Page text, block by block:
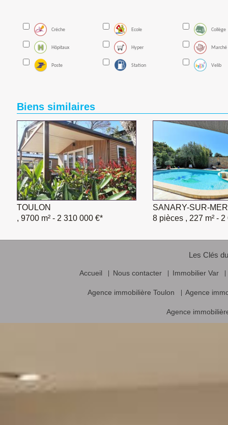
Créche Ecole Collège
Hôpitaux Hyper Marché
Poste Station Velib
Biens similaires
TOULON
, 9700 m² - 2 310 000 €*
SANARY-SUR-MER
8 pièces , 227 m² - 2
Les Clés
Accueil Nous contacter Immobilier Var
Agence immobilière Toulon Agence
Agence